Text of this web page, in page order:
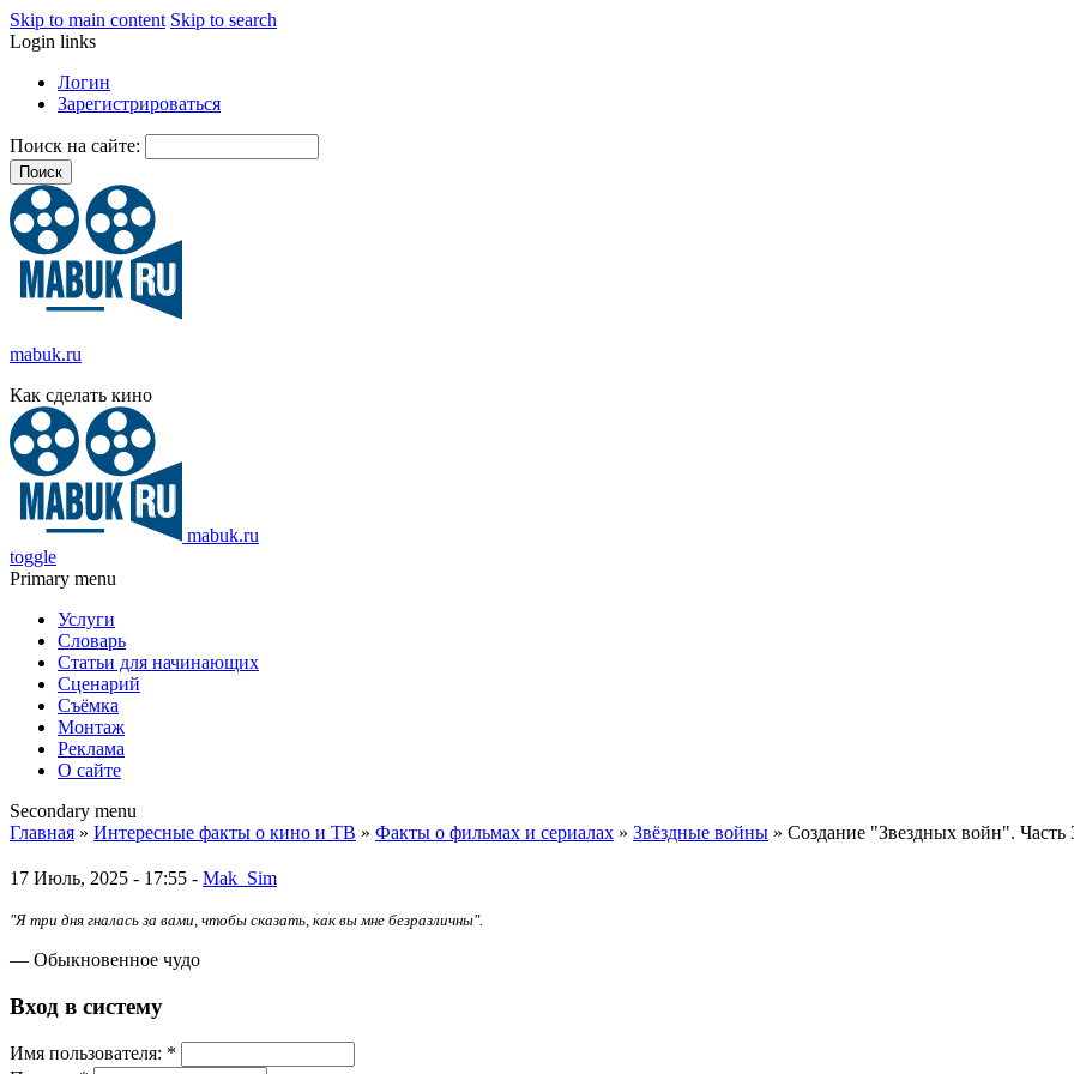
Skip to main content Skip to search
Login links
Логин
Зарегистрироваться
Поиск на сайте:
mabuk.ru
Как сделать кино
mabuk.ru
toggle
Primary menu
Услуги
Словарь
Статьи для начинающих
Сценарий
Съёмка
Монтаж
Реклама
О сайте
Secondary menu
Главная » Интересные факты о кино и ТВ » Факты о фильмах и сериалах » Звёздные войны » Создание "Звездных войн". Часть
17 Июль, 2025 - 17:55 - Mak_Sim
"Я три дня гналась за вами, чтобы сказать, как вы мне безразличны".
— Обыкновенное чудо
Вход в систему
Имя пoльзовaтeля: *